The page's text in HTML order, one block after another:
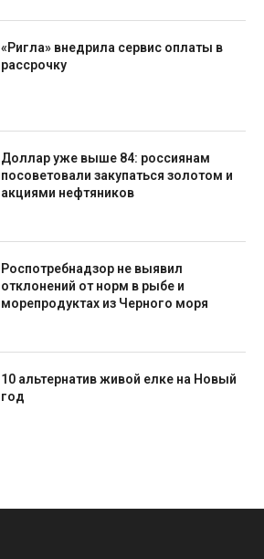
«Ригла» внедрила сервис оплаты в
рассрочку
Доллар уже выше 84: россиянам
посоветовали закупаться золотом и
акциями нефтяников
Роспотребнадзор не выявил
отклонений от норм в рыбе и
морепродуктах из Черного моря
10 альтернатив живой елке на Новый
год